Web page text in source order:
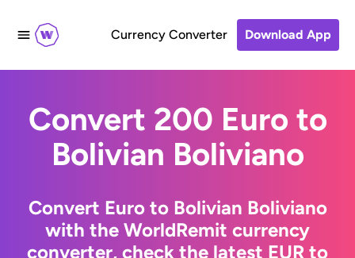
Currency Converter Download App
Convert 200 Euro to
Bolivian Boliviano
Convert Euro to Bolivian Boliviano
with the WorldRemit currency
converter, check the latest EUR to